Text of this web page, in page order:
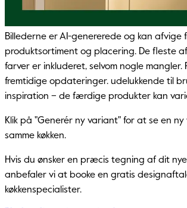
Billederne er AI-genererede og kan afvige
produktsortiment og placering. De fleste
farver er inkluderet, selvom nogle mangler.
fremtidige opdateringer. udelukkende til
inspiration – de færdige produkter kan
Klik på "Generér ny variant" for at se en
samme køkken.
Hvis du ønsker en præcis tegning af dit nye
anbefaler vi at booke en gratis
køkkenspecialister.